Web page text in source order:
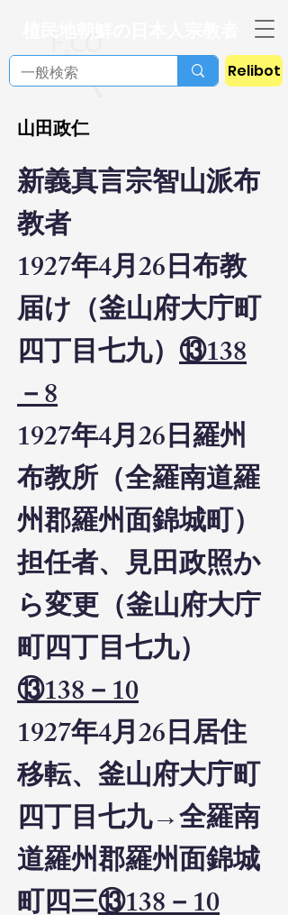
Relibot
山田政仁
新義真言宗智山派布
教者
1927年4月26日布教
届け（釜山府大庁町
四丁目七九） ⑬138
－8
1927年4月26日羅州
布教所（全羅南道羅
州郡羅州面錦城町）
担任者、見田政照か
ら変更（釜山府大庁
町四丁目七九）
⑬138－10
1927年4月26日居住
移転、釜山府大庁町
四丁目七九→全羅南
道羅州郡羅州面錦城